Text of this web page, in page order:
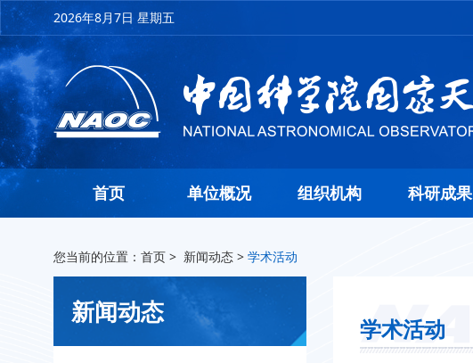
2026年8月7日 星期五
首页 单位概况 组织机构 科研成果
您当前的位置： 首页 > 新闻动态 > 学术活动
新闻动态
学术活动